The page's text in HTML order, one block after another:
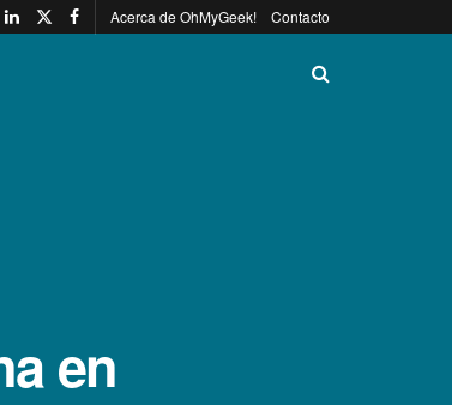
Acerca de OhMyGeek! Contacto
en